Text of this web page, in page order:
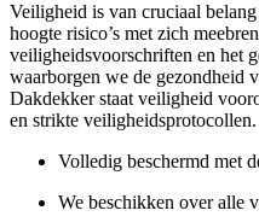
Veiligheid is van cruciaal
hoogte risico’s met zich
veiligheidsvoorschriften en het
waarborgen we de gezondheid
Dakdekker staat veiligheid
en strikte veiligheidsprotocollen.
Volledig beschermd met
We beschikken over alle